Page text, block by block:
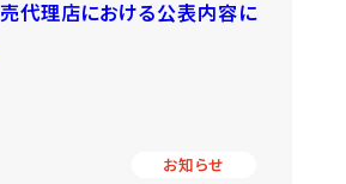
代理店における公表内容に
お知らせ